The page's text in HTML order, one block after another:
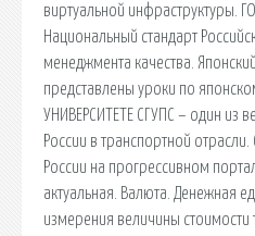
виртуальной инфраструктуры.
Национальный стандарт
менеджмента качества.
представлены уроки по
УНИВЕРСИТЕТЕ СГУПС – один из
России в транспортной
России на прогрессивном
актуальная. Валюта. Денежная
измерения величины